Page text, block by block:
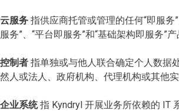
云服务 指供应商托管或管理的任何“即服务
服务”、“平台即服务”和“基础架构即服务”产
控制者 指单独或与他人联合确定个人数据
然人或法人、政府机构、代理机构或其他实
企业系统指 Kyndryl 开展业务所依赖的 IT